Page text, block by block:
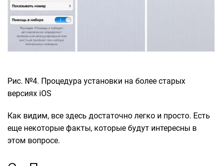
Рис. №4. Процедура установки на более старых
версиях iOS
Как видим, все здесь достаточно легко и просто. Есть
еще некоторые факты, которые будут интересны в
этом вопросе.